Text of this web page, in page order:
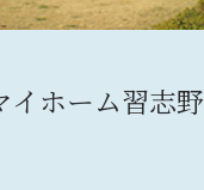
イホーム習志野